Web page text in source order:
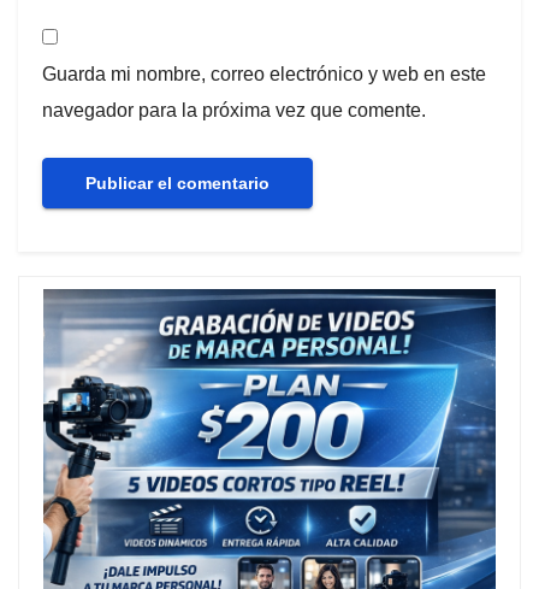
Guarda mi nombre, correo electrónico y web en este
navegador para la próxima vez que comente.